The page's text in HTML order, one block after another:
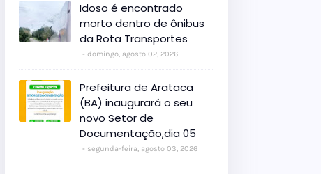
Idoso é encontrado
morto dentro de ônibus
da Rota Transportes
domingo, agosto 02, 2026
Prefeitura de Arataca
(BA) inaugurará o seu
novo Setor de
Documentação,dia 05
segunda-feira, agosto 03, 2026